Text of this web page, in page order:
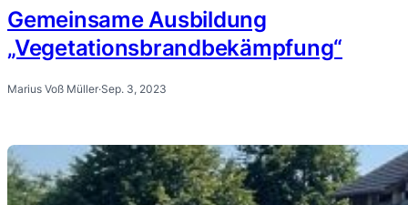
Gemeinsame Ausbildung
„Vegetationsbrandbekämpfung“
Marius Voß Müller·Sep. 3, 2023